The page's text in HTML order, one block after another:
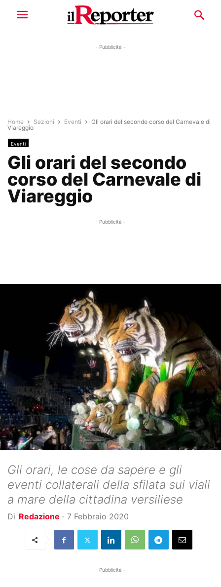
- Pubblicità -
Home Sezioni Eventi
Gli orari del secondo corso del Carnevale di
Viareggio
Eventi
Gli orari del secondo
corso del Carnevale di
Viareggio
- Pubblicità -
Gli orari, le cose da sapere e gli
eventi collaterali della sfilata sui viali
a mare della cittadina versiliese
Di Redazione - 7 Febbraio 2020
- Pubblicità -